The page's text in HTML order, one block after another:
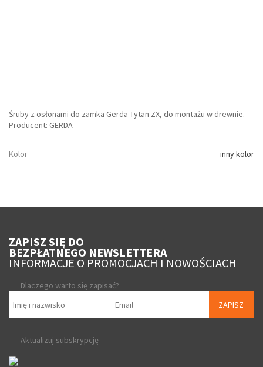
Śruby z osłonami do zamka Gerda Tytan ZX, do montażu w drewnie.
Producent: GERDA
Kolor inny kolor
ZAPISZ SIĘ DO
BEZPŁATNEGO NEWSLETTERA
INFORMACJE O PROMOCJACH I NOWOŚCIACH
Dlaczego warto się zapisać?
ZAPISZ
Aktualizuj subskrypcję